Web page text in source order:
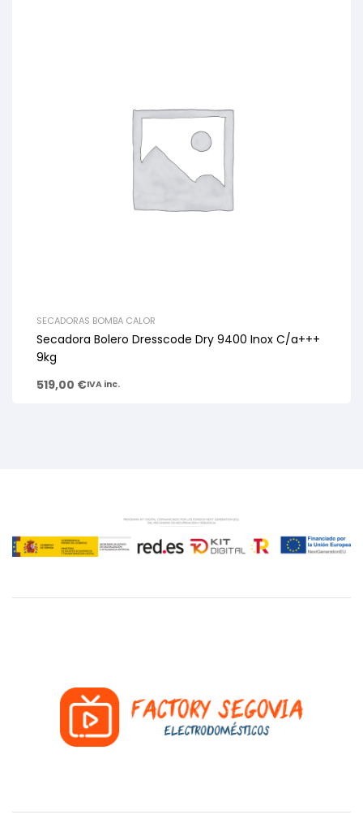
SECADORAS BOMBA CALOR
Secadora Bolero Dresscode Dry 9400 Inox C/a+++
9kg
519,00 €IVA inc.